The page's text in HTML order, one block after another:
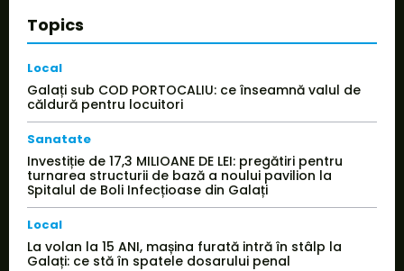
Topics
Local
Galați sub COD PORTOCALIU: ce înseamnă valul de
căldură pentru locuitori
Sanatate
Investiție de 17,3 MILIOANE DE LEI: pregătiri pentru
turnarea structurii de bază a noului pavilion la
Spitalul de Boli Infecțioase din Galați
Local
La volan la 15 ANI, mașina furată intră în stâlp la
Galați: ce stă în spatele dosarului penal